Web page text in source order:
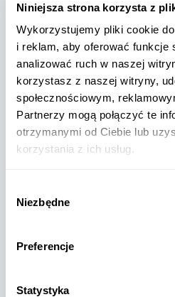
Niniejsza strona korzysta z
Wykorzystujemy pliki cookie
i reklam, aby oferować funkcje
analizować ruch w naszej
korzystasz z naszej witryny,
społecznościowym,
Partnerzy mogą połączyć te
otrzymanymi od Ciebie lub
korzystania z ich usług.
zgody
Niezbędne
Preferencje
Statystyka
partners@w8shippingpl.com
+48 572 567 718
W8 Shipping PL Grójecka ,
na mapie
USA, Norfolk
Chesapeake